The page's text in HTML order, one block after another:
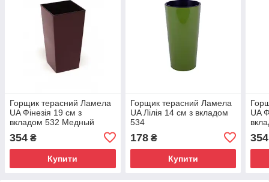
Горщик терасний Ламела
UA Фінезія 19 см з
вкладом 532 Медный
354 ₴
Купити
Горщик терасний Ламела
UA Лілія 14 см з вкладом
534
178₴
Купити
UA
354